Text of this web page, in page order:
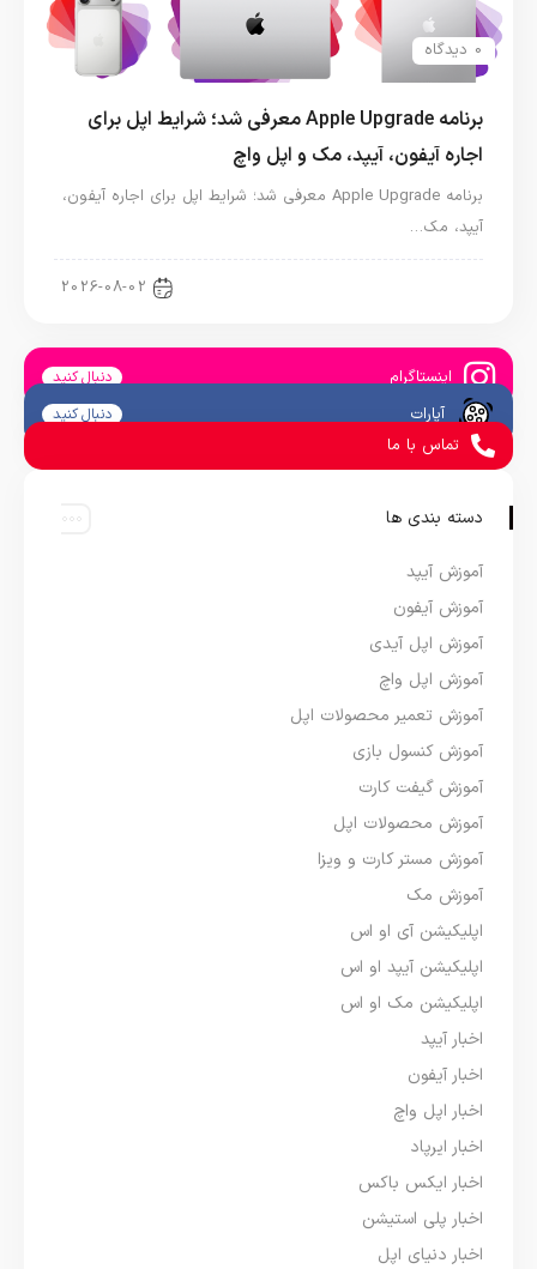
0 دیدگاه
برنامه Apple Upgrade معرفی شد؛ شرایط اپل برای
اجاره آیفون، آیپد، مک و اپل واچ
برنامه Apple Upgrade معرفی شد؛ شرایط اپل برای اجاره آیفون،
آیپد، مک…
2026-08-02
اینستاگرام دنبال کنید
آپارات دنبال کنید
تماس با ما
دسته بندی ها
آموزش آیپد
آموزش آیفون
آموزش اپل آیدی
آموزش اپل واچ
آموزش تعمیر محصولات اپل
آموزش کنسول بازی
آموزش گیفت کارت
آموزش محصولات اپل
آموزش مستر کارت و ویزا
آموزش مک
اپلیکیشن آی او اس
اپلیکیشن آیپد او اس
اپلیکیشن مک او اس
اخبار آیپد
اخبار آیفون
اخبار اپل واچ
اخبار ایرپاد
اخبار ایکس باکس
اخبار پلی استیشن
اخبار دنیای اپل